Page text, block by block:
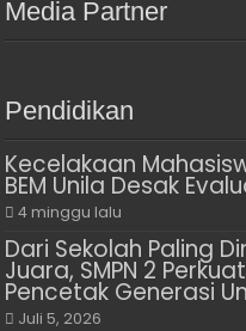
Media Partner
Pendidikan
Kecelakaan
BEM Unila Desak
4 minggu lalu
Dari Sekolah Paling
Juara, SMPN 2
Pencetak Generasi
Juli 5, 2026